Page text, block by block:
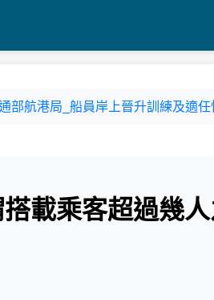
部航港局_船員岸上晉升訓練及適
載乘客超過幾人